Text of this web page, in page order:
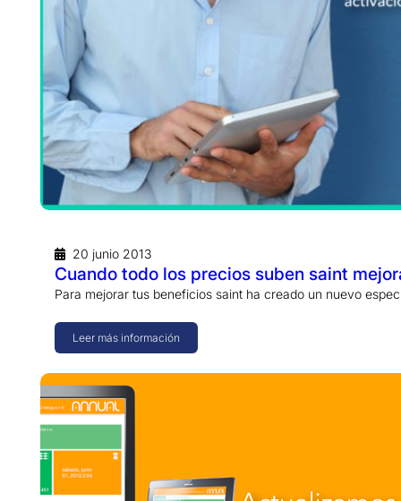
20 junio 2013
Cuando todo los precios suben saint
Para mejorar tus beneficios saint ha creado un nuevo
Leer más información